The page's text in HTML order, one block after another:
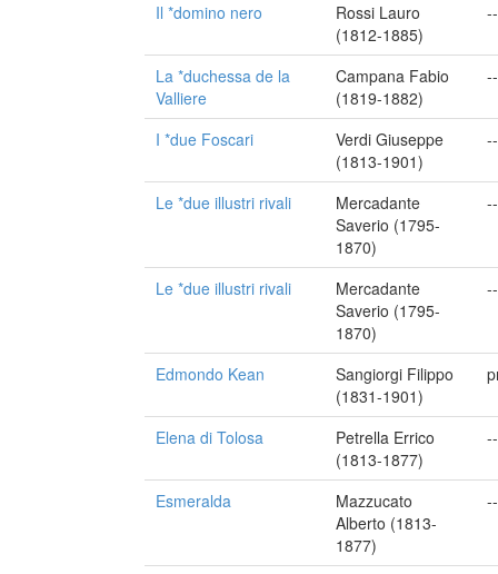
Il *domino nero
Rossi Lauro
(1812-1885)
--
La *duchessa de la
Valliere
Campana Fabio
(1819-1882)
--
I *due Foscari
Verdi Giuseppe
(1813-1901)
--
Le *due illustri rivali
Mercadante
Saverio (1795-
1870)
--
Le *due illustri rivali
Mercadante
Saverio (1795-
1870)
--
Edmondo Kean
Sangiorgi Filippo
(1831-1901)
Elena di Tolosa
Petrella Errico
(1813-1877)
--
Esmeralda
Mazzucato
Alberto (1813-
1877)
--